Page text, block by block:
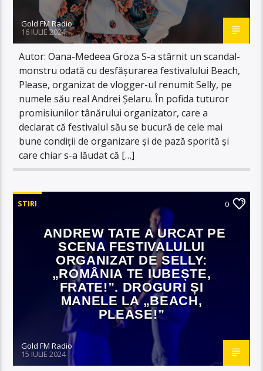
Gold FM Radio
16 IULIE 2024
Autor: Oana-Medeea Groza S-a stârnit un scandal-
monstru odată cu desfășurarea festivalului Beach,
Please, organizat de vlogger-ul renumit Selly, pe
numele său real Andrei Șelaru. În pofida tuturor
promisiunilor tânărului organizator, care a
declarat că festivalul său se bucură de cele mai
bune condiții de organizare și de pază sporită și
care chiar s-a lăudat că […]
STIRI 0
ANDREW TATE A URCAT PE
SCENA FESTIVALULUI
ORGANIZAT DE SELLY:
„ROMÂNIA TE IUBEȘTE,
FRATE!”. DROGURI ȘI
MANELE LA „BEACH,
PLEASE!”
Gold FM Radio
15 IULIE 2024